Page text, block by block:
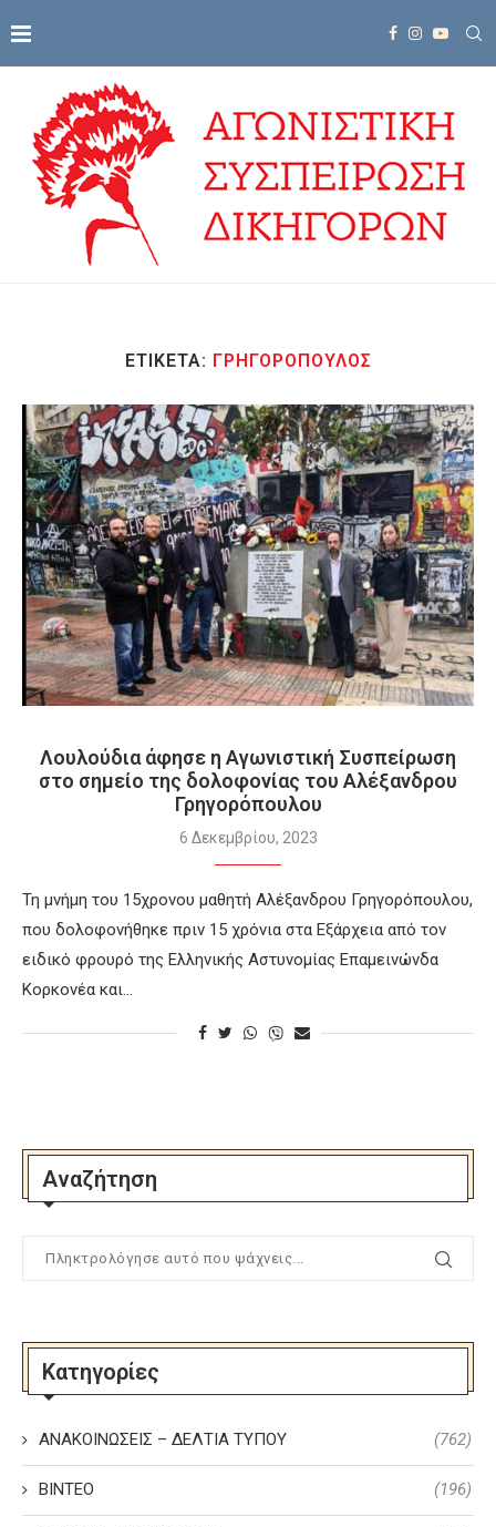
ΕΤΙΚΈΤΑ: ΓΡΗΓΟΡΌΠΟΥΛΟΣ
Λουλούδια άφησε η Αγωνιστική Συσπείρωση
στο σημείο της δολοφονίας του Αλέξανδρου
Γρηγορόπουλου
6 Δεκεμβρίου, 2023
Τη μνήμη του 15χρονου μαθητή Αλέξανδρου Γρηγορόπουλου,
που δολοφονήθηκε πριν 15 χρόνια στα Εξάρχεια από τον
ειδικό φρουρό της Ελληνικής Αστυνομίας Επαμεινώνδα
Κορκονέα και…
Αναζήτηση
Κατηγορίες
ΑΝΑΚΟΙΝΩΣΕΙΣ – ΔΕΛΤΙΑ ΤΥΠΟΥ (762)
ΒΙΝΤΕΟ (196)